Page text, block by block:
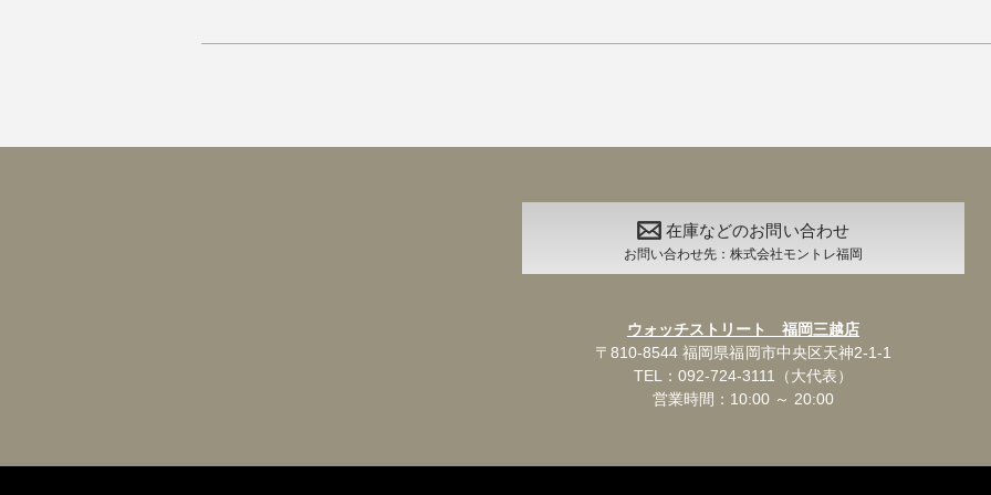
在庫などのお問い合わせ
お問い合わせ先：株式会社モントレ福岡
ウォッチストリート 福岡三越店
〒810-8544 福岡県福岡市中央区天神2-1-1
TEL：092-724-3111（大代表）
営業時間：10:00 ～ 20:00